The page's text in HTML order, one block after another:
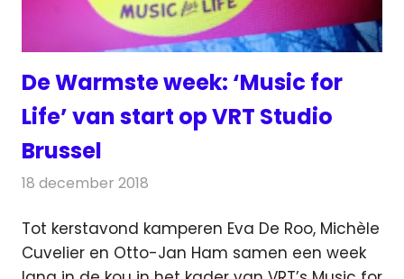
De Warmste week: ‘Music for
Life’ van start op VRT Studio
Brussel
18 december 2018
Tot kerstavond kamperen Eva De Roo, Michèle
Cuvelier en Otto-Jan Ham samen een week